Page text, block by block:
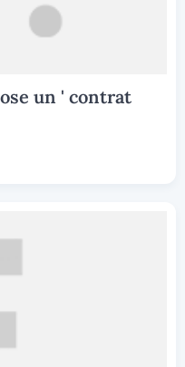
un ' contrat